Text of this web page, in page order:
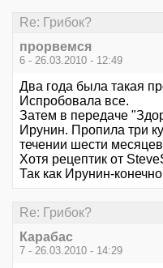
Re: Грибок?
прорвемся
6 - 26.03.2010 - 12:49
Два года была такая
Испробовала все.
Затем в передаче
Ирунин. Пропила три
течении шести
Хотя рецептик от
Так как Ирунин-
Re: Грибок?
Карабас
7 - 26.03.2010 - 14:29